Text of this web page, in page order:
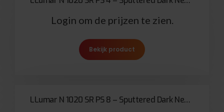
Login om de prijzen te zien.
Bekijk product
LLumar N 1020 SR PS 8 – Sputtered Dark Neutral 200µ